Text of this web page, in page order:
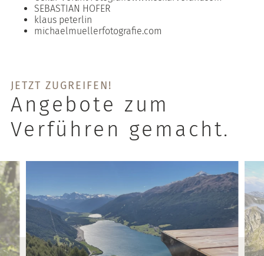
SEBASTIAN HOFER
klaus peterlin
michaelmuellerfotografie.com
JETZT ZUGREIFEN!
Angebote zum
Verführen gemacht.